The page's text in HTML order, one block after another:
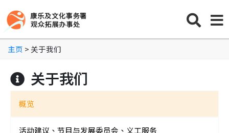
主页 > 关于我们
关于我们
概览
活动建议、节目与发展委员会、义工服务